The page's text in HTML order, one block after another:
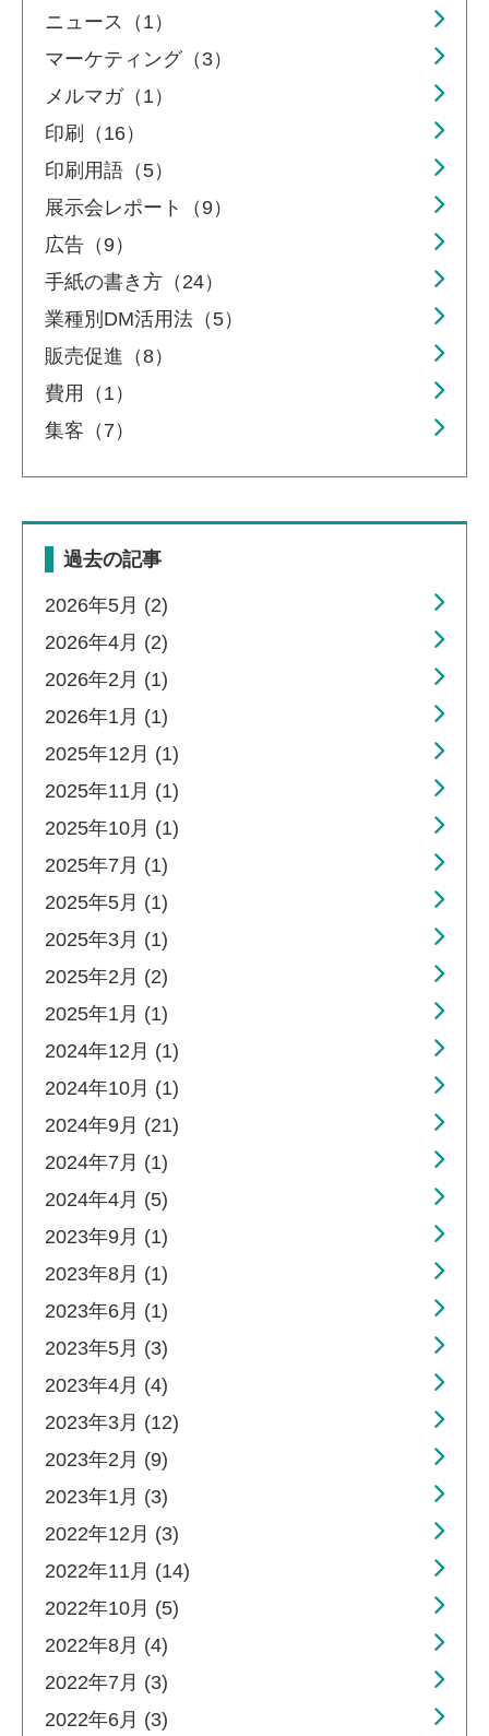
ニュース（1）
マーケティング（3）
メルマガ（1）
印刷（16）
印刷用語（5）
展示会レポート（9）
広告（9）
手紙の書き方（24）
業種別DM活用法（5）
販売促進（8）
費用（1）
集客（7）
過去の記事
2026年5月 (2)
2026年4月 (2)
2026年2月 (1)
2026年1月 (1)
2025年12月 (1)
2025年11月 (1)
2025年10月 (1)
2025年7月 (1)
2025年5月 (1)
2025年3月 (1)
2025年2月 (2)
2025年1月 (1)
2024年12月 (1)
2024年10月 (1)
2024年9月 (21)
2024年7月 (1)
2024年4月 (5)
2023年9月 (1)
2023年8月 (1)
2023年6月 (1)
2023年5月 (3)
2023年4月 (4)
2023年3月 (12)
2023年2月 (9)
2023年1月 (3)
2022年12月 (3)
2022年11月 (14)
2022年10月 (5)
2022年8月 (4)
2022年7月 (3)
2022年6月 (3)